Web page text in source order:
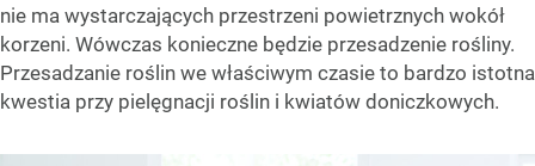
nie ma wystarczających przestrzeni powietrznych wokół
korzeni. Wówczas konieczne będzie przesadzenie rośliny.
Przesadzanie roślin we właściwym czasie to bardzo istotna
kwestia przy pielęgnacji roślin i kwiatów doniczkowych.